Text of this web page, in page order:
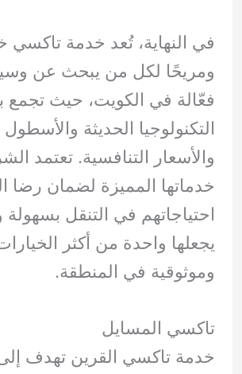
في النهاية، تُعد خدمة تاكسي
ومريحًا لكل من يبحث عن
فعّالة في الكويت، حيث تجمع
التكنولوجيا الحديثة والأسطول
والأسعار التنافسية. تعتمد
خدماتها المميزة لضمان رضا
احتياجاتهم في التنقل بسهولة
يجعلها واحدة من أكثر
وموثوقية في المنطقة.
تاكسي المسايل
خدمة تاكسي القرين تهدف